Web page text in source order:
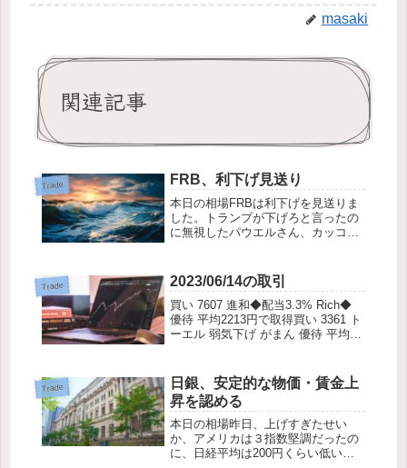
masaki
関連記事
Trade FRB、利下げ見送り
本日の相場FRBは利下げを見送りま
した。トランプが下げろと言ったの
に無視したパウエルさん、カッコい
若干、株価は下がったようですが、
力強いアメリカ経済から、株価の底
堅ささえ感じまし...
Trade 2023/06/14の取引
買い 7607 進和◆配当3.3% Rich◆
優待 平均2213円で取得買い 3361 ト
ーエル 弱気下げ がまん 優待 平均
し 優待 平均1402円で買い増...
Trade
日銀、安定的な物価・賃金上
昇を認める
本日の相場昨日、上げすぎたせい
か、アメリカは３指数堅調だったの
に、日経平均は200円くらい低い水